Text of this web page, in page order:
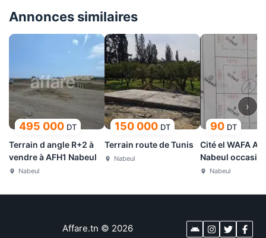
Annonces similaires
495 000 DT
Terrain d angle R+2 à
vendre à AFH1 Nabeul
Nabeul
150 000 DT
Terrain route de Tunis
Nabeul
90 DT
Cité el WAFA
Nabeul
avec prix
Nabeul
›
Affare.tn © 2026